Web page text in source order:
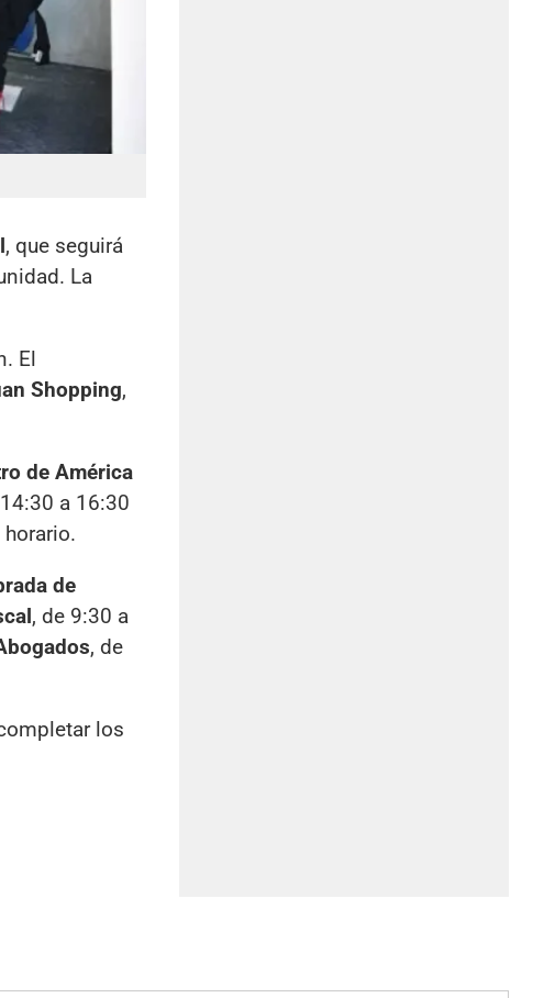
, que seguirá
La
El
Shopping,
de América
a 16:30
de
, de 9:30 a
, de
los